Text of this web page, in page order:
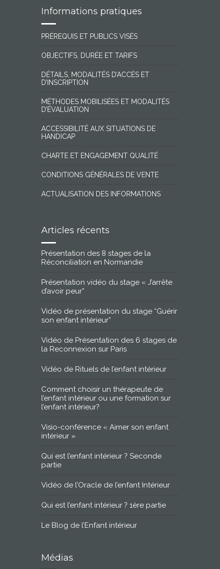
Informations pratiques
PRÉREQUIS ET PUBLICS VISÉS
OBJECTIFS, DURÉE ET TARIFS
DÉTAILS, MODALITÉS D’ACCÈS ET
D’INSCRIPTION
MÉTHODES MOBILISÉES ET MODALITÉS
D’ÉVALUATION
ACCESSIBILITÉ AUX SITUATIONS DE
HANDICAP
CHARTE ET ENGAGEMENT QUALITÉ
CONDITIONS GÉNÉRALES DE VENTE
ACTUALISATION DES INFORMATIONS
Articles récents
Présentation des 8 stages de la
Réconciliation en Normandie
Présentation vidéo du stage « J’arrête
d’avoir peur”
Vidéo de présentation du stage “Guérir
son enfant intérieur”
Vidéo de Présentation des 6 stages de
la Reconnexion sur Paris
Vidéo de Rituels de l’enfant intérieur
Comment choisir un thérapeute de
l’enfant intérieur ou une formation sur
l’enfant intérieur?
Visio-conférence « Aimer son enfant
intérieur »
Qui est l’enfant intérieur ? Seconde
partie
Vidéo de l’Oracle de l’enfant Intérieur
Qui est l’enfant intérieur ? 1ère partie
Le Blog de l’Enfant intérieur
Médias